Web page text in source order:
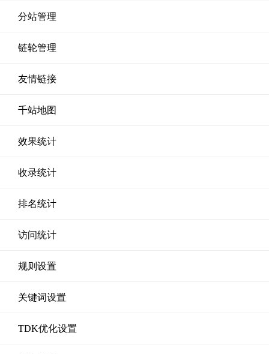
分站管理
链轮管理
友情链接
千站地图
效果统计
收录统计
排名统计
访问统计
规则设置
关键词设置
TDK优化设置